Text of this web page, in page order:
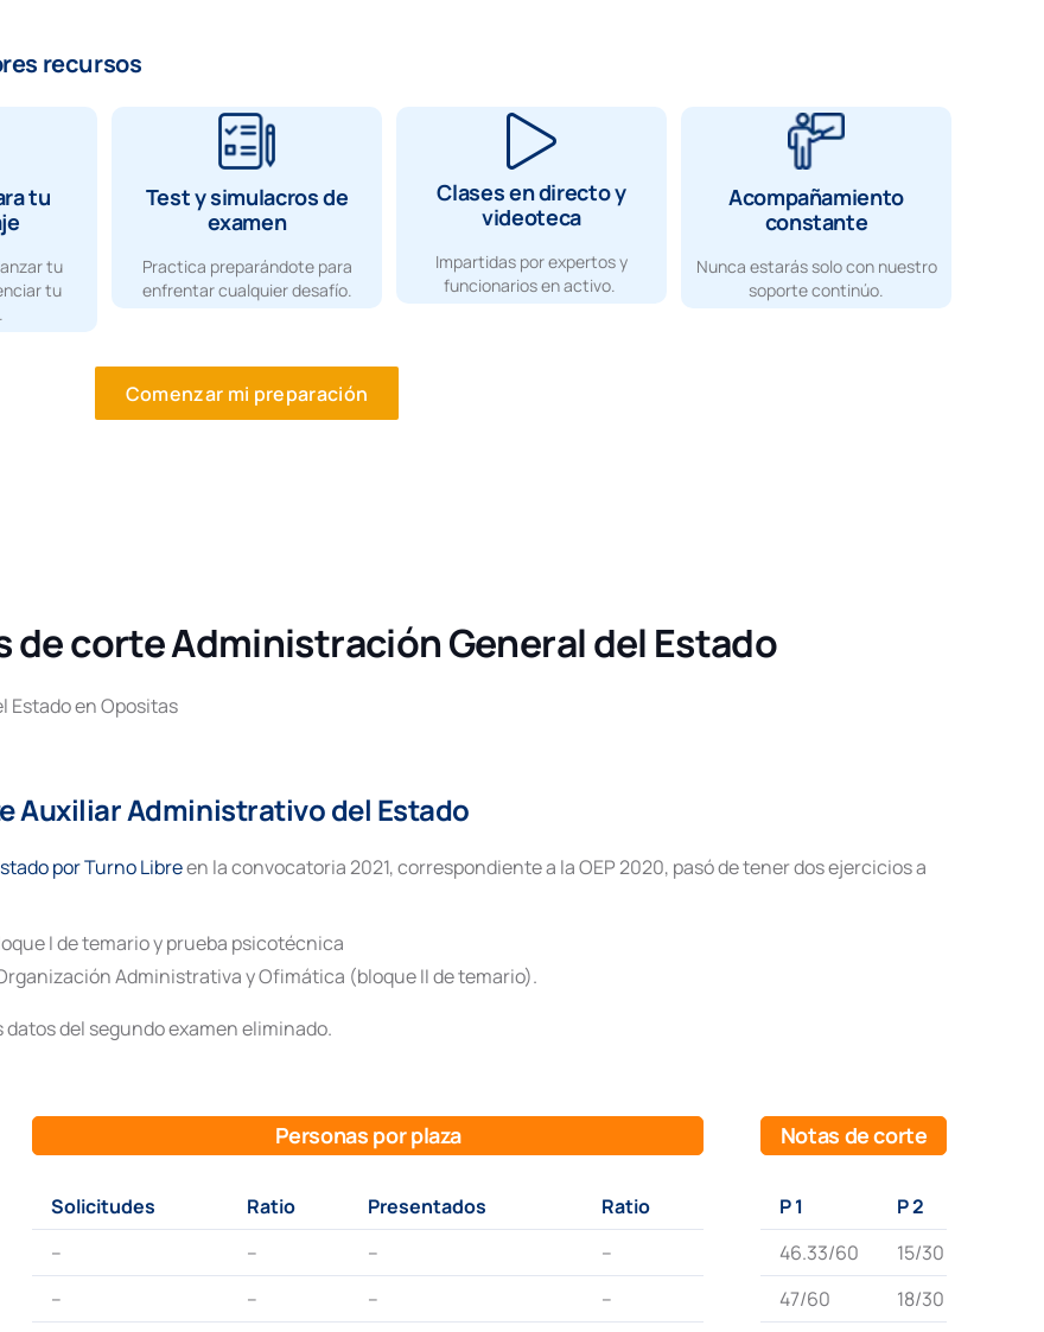
recursos
tu
tu
tu
Test y simulacros de
examen
Practica preparándote para
enfrentar cualquier desafío.
Clases en directo y
videoteca
Impartidas por expertos y
funcionarios en activo.
Acompañamiento
constante
Nunca estarás solo con nuestro
soporte continúo.
Comenzar mi preparación
de corte Administración General del Estado
Estado en Opositas
Auxiliar Administrativo del Estado
por Turno Libreen la convocatoria 2021, correspondiente a la OEP 2020, pasó de tener dos ejercicios a
I de temario y prueba psicotécnica
Administrativa y Ofimática (bloque II de temario).
del segundo examen eliminado.
Personas por plaza
Solicitudes Ratio Presentados
Ratio
–
– –
–
–
– –
–
Notas de corte
P 1
P 2
46.33/60
15/30
47/60
18/30